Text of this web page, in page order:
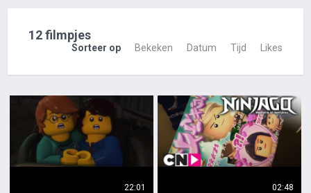
12 filmpjes
Sorteer op Bekeken Datum Tijd Likes
22:01 02:48